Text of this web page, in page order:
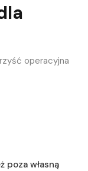
operacyjna
poza własną